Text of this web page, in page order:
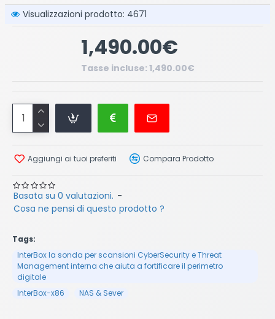
Visualizzazioni prodotto: 4671
Basata su 0 valutazioni. -
Cosa ne pensi di questo prodotto ?
1,490.00€
Tasse incluse: 1,490.00€
Aggiungi ai tuoi preferiti Compara Prodotto
Tags:
InterBox la sonda per scansioni CyberSecurity e Threat
Management interna che aiuta a fortificare il perimetro
digitale
InterBox-x86
NAS & Sever